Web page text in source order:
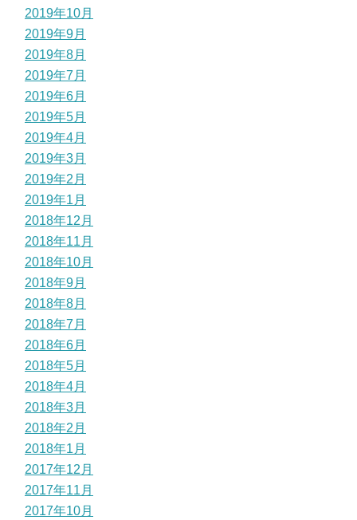
2019年10月
2019年9月
2019年8月
2019年7月
2019年6月
2019年5月
2019年4月
2019年3月
2019年2月
2019年1月
2018年12月
2018年11月
2018年10月
2018年9月
2018年8月
2018年7月
2018年6月
2018年5月
2018年4月
2018年3月
2018年2月
2018年1月
2017年12月
2017年11月
2017年10月